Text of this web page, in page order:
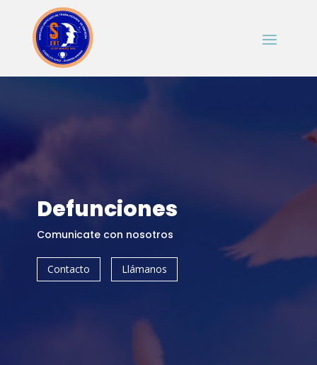
Defunciones
Comunicate con nosotros
Contacto Llámanos